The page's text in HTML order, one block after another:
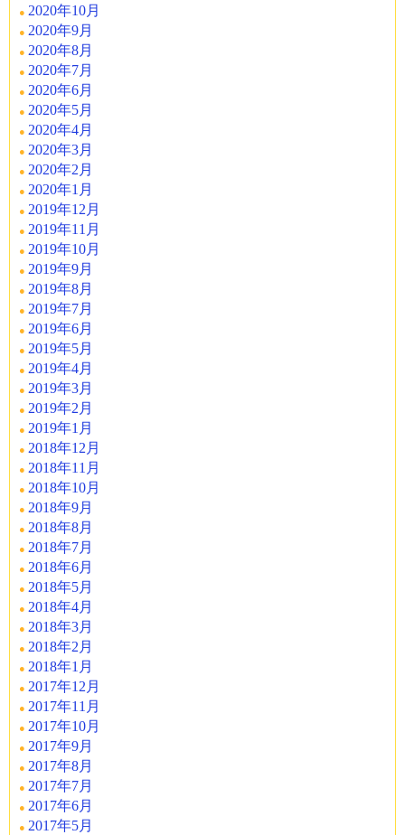
2020年10月
2020年9月
2020年8月
2020年7月
2020年6月
2020年5月
2020年4月
2020年3月
2020年2月
2020年1月
2019年12月
2019年11月
2019年10月
2019年9月
2019年8月
2019年7月
2019年6月
2019年5月
2019年4月
2019年3月
2019年2月
2019年1月
2018年12月
2018年11月
2018年10月
2018年9月
2018年8月
2018年7月
2018年6月
2018年5月
2018年4月
2018年3月
2018年2月
2018年1月
2017年12月
2017年11月
2017年10月
2017年9月
2017年8月
2017年7月
2017年6月
2017年5月